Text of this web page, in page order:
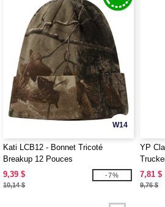
W14
Kati LCB12 - Bonnet Tricoté
Breakup 12 Pouces
9,39 $
10,14 $
-7%
YP
7,81 $
9,76 $